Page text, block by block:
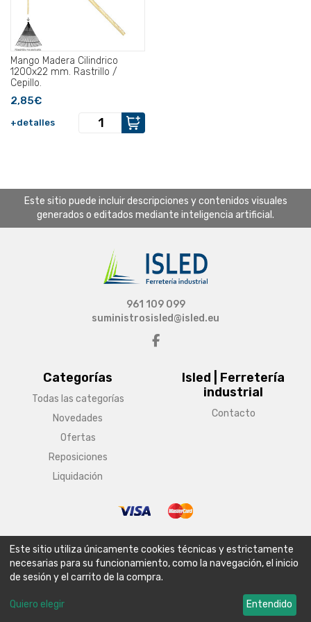
Mango Madera Cilindrico
1200x22 mm. Rastrillo /
Cepillo.
2,85€
+detalles
Este sitio puede incluir descripciones y contenidos visuales
generados o editados mediante inteligencia artificial.
Categorías
Todas las categorías
Novedades
Ofertas
Reposiciones
Liquidación
Isled | Ferretería
industrial
Contacto
961 109 099
suministrosisled@isled.eu
Aviso legal Condiciones generales de venta
Política de envío
Política de privacidad
Política de cookies
Este sitio utiliza únicamente cookies técnicas y estrictamente
necesarias para su funcionamiento, como la navegación, el inicio
de sesión y el carrito de la compra.
Quiero elegir Entendido